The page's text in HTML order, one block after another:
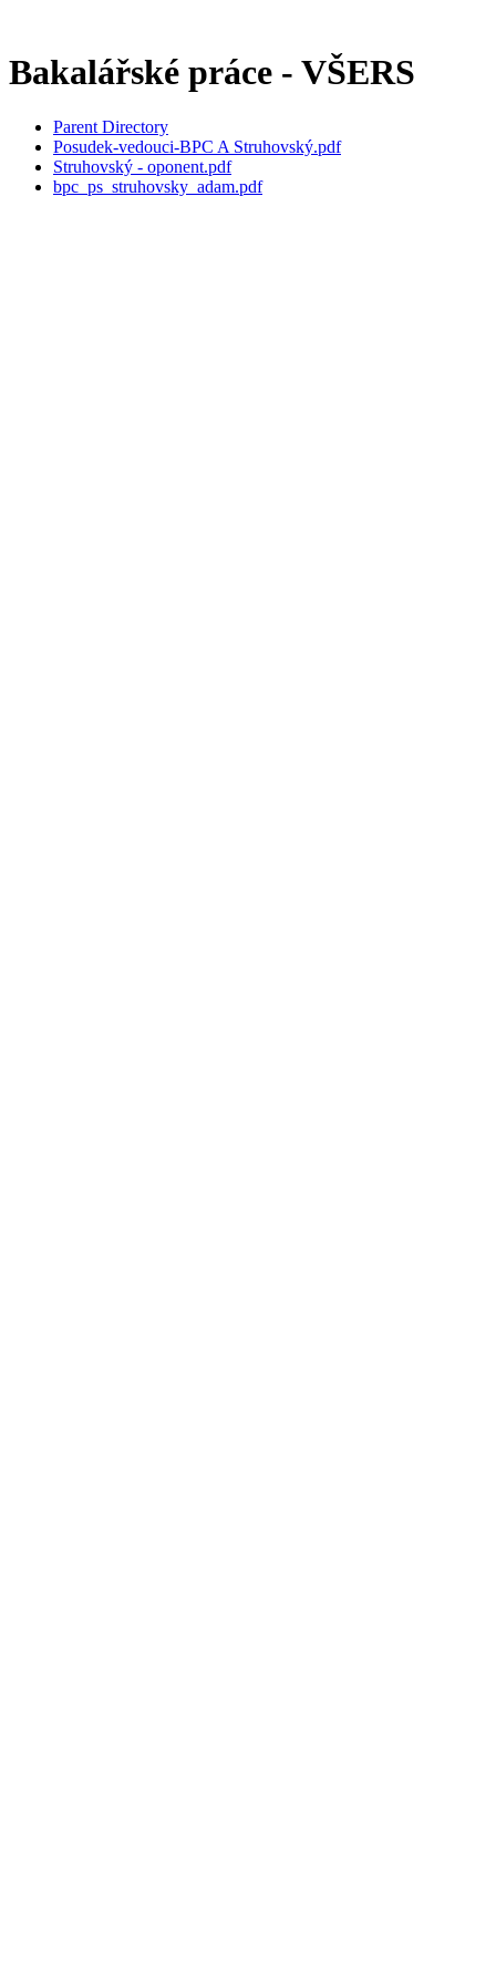
Bakalářské práce - VŠERS
Parent Directory
Posudek-vedouci-BPC A Struhovský.pdf
Struhovský - oponent.pdf
bpc_ps_struhovsky_adam.pdf